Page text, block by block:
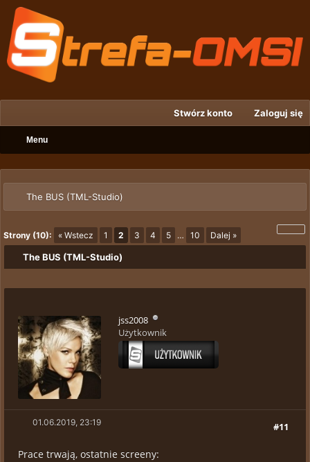
Stwórz konto Zaloguj się
Menu
The BUS (TML-Studio)
Strony (10): « Wstecz 1 2 3 4 5 … 10 Dalej »
The BUS (TML-Studio)
jss2008
Użytkownik
#11
01.06.2019, 23:19
Prace trwają, ostatnie screeny: